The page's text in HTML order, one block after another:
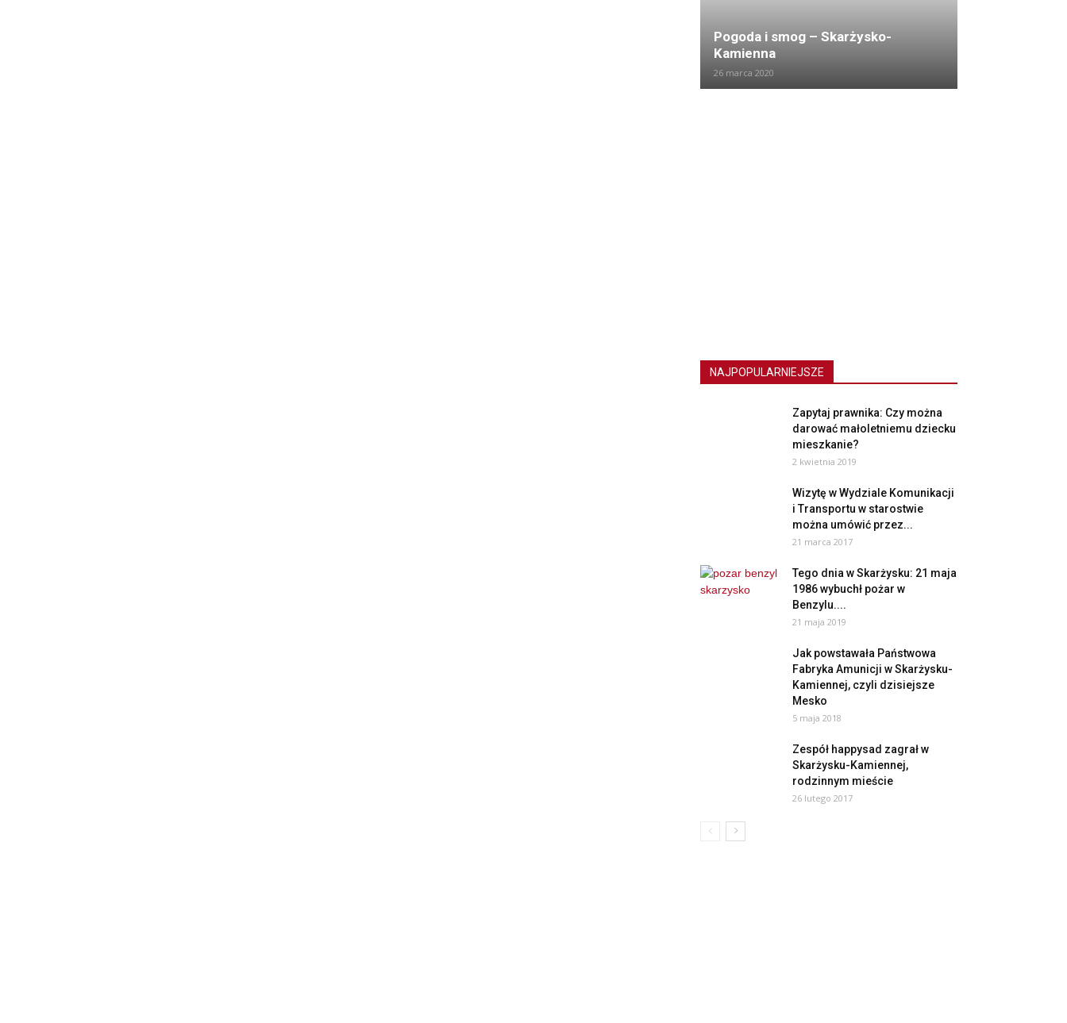
Pogoda i smog – Skarżysko-
Kamienna
26 marca 2020
NAJPOPULARNIEJSZE
Zapytaj prawnika: Czy można
darować małoletniemu dziecku
mieszkanie?
2 kwietnia 2019
Wizytę w Wydziale Komunikacji
i Transportu w starostwie
można umówić przez...
21 marca 2017
Tego dnia w Skarżysku: 21 maja
1986 wybuchł pożar w
Benzylu....
21 maja 2019
Jak powstawała Państwowa
Fabryka Amunicji w Skarżysku-
Kamiennej, czyli dzisiejsze
Mesko
5 maja 2018
Zespół happysad zagrał w
Skarżysku-Kamiennej,
rodzinnym mieście
26 lutego 2017